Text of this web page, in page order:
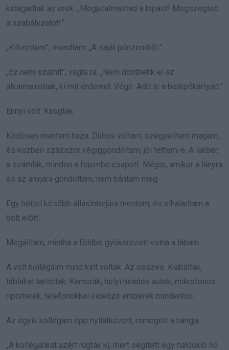
kidagadtak az erek. „Megjutalmaztad a lopást! Megszegted
a szabályzatot!”
„Kifizettem”, mondtam. „A saját pénzemből.”
„Ez nem számít”, vágta rá. „Nem dönthetik el az
alkalmazottak, ki mit érdemel. Vége. Add le a belépőkártyád.”
Ennyi volt. Kirúgtak.
Ködösen mentem haza. Dühös voltam, szégyelltem magam,
és közben százszor végiggondoltam, jól tettem-e. A lakbér,
a számlák, minden a fejembe csapott. Mégis, amikor a lányra
és az anyjára gondoltam, nem bántam meg.
Egy héttel később állásinterjúra mentem, és elhaladtam a
bolt előtt.
Megálltam, mintha a földbe gyökerezett volna a lábam.
A volt kollégáim mind kint voltak. Az összes. Kiabáltak,
táblákat tartottak. Kamerák, helyi híradós autók, mikrofonos
riporterek, telefonokkal videózó emberek mindenhol.
Az egyik kollégám épp nyilatkozott, remegett a hangja.
„A kollégánkat azért rúgták ki, mert segített egy haldokló nő